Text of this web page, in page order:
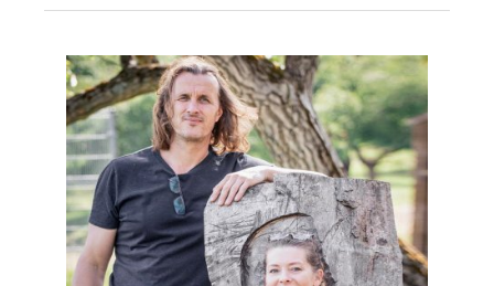
Prodáno
Jak nakupovat
Kontakty